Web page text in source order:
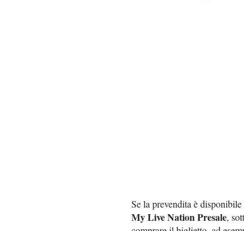
Se la prevendita è
My Live Nation Presale,